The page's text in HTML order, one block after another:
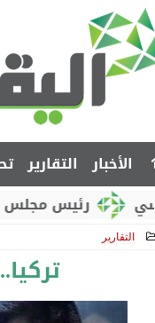
الأخبار التقارير
رئيس مجلس القيادة
التقارير